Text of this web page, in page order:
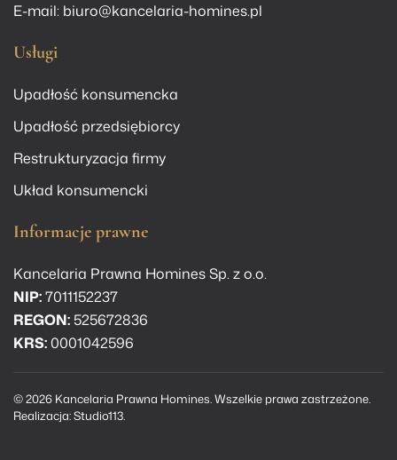
E-mail: biuro@kancelaria-homines.pl
Usługi
Upadłość konsumencka
Upadłość przedsiębiorcy
Restrukturyzacja firmy
Układ konsumencki
Informacje prawne
Kancelaria Prawna Homines Sp. z o.o.
NIP:7011152237
REGON: 525672836
KRS:0001042596
©2026 Kancelaria Prawna Homines. Wszelkie prawa zastrzeżone.
Realizacja:Studio113.